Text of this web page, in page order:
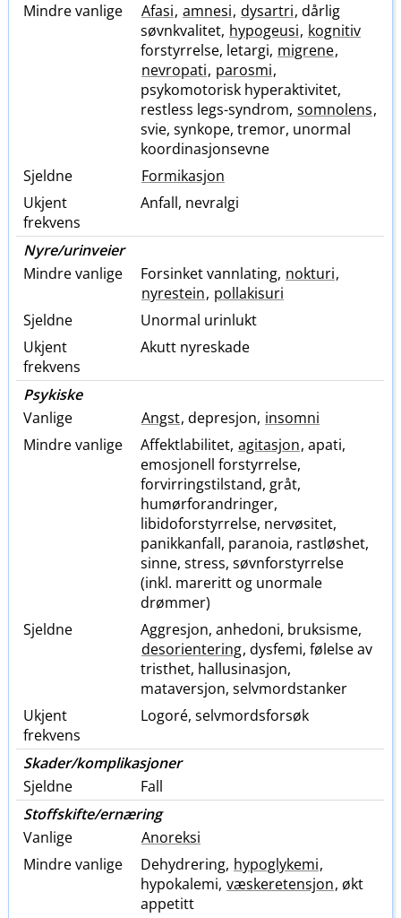
Mindre vanlige
Afasi, amnesi, dysartri, dårlig
søvnkvalitet, hypogeusi, kognitiv
forstyrrelse, letargi, migrene,
nevropati, parosmi,
psykomotorisk hyperaktivitet,
restless legs-syndrom, somnolens,
svie, synkope, tremor, unormal
koordinasjonsevne
Sjeldne
Formikasjon
Ukjent
frekvens
Anfall, nevralgi
Nyre​/​urinveier
Mindre vanlige
Forsinket vannlating, nokturi,
nyrestein, pollakisuri
Sjeldne
Unormal urinlukt
Ukjent
frekvens
Akutt nyreskade
Psykiske
Vanlige
Angst, depresjon, insomni
Mindre vanlige
Affektlabilitet, agitasjon, apati,
emosjonell forstyrrelse,
forvirringstilstand, gråt,
humørforandringer,
libidoforstyrrelse, nervøsitet,
panikkanfall, paranoia, rastløshet,
sinne, stress, søvnforstyrrelse
(inkl. mareritt og unormale
drømmer)
Sjeldne
Aggresjon, anhedoni, bruksisme,
desorientering, dysfemi, følelse av
tristhet, hallusinasjon,
mataversjon, selvmordstanker
Ukjent
frekvens
Logoré, selvmordsforsøk
Skader​/​komplikasjoner
Sjeldne
Fall
Stoffskifte​/​ernæring
Vanlige
Anoreksi
Mindre vanlige
Dehydrering, hypoglykemi,
hypokalemi, væskeretensjon, økt
appetitt